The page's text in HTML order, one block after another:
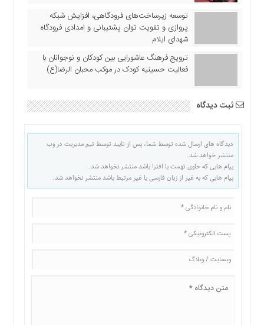
توسعه زیرساخت‌های فرودگاهی، افزایش شبکه
پروازی و تقویت توان پشتیبانی و امدادی فرودگاه
شهدای ایلام
ترویج فرهنگ عاشورایی بین کودکان و نوجوانان با
فعالیت حسینیه کودک در موکب محبان الرضا(ع)
ثبت دیدگاه
دیدگاه های ارسال شده توسط شما، پس از تایید توسط تیم مدیریت در وب
منتشر خواهد شد.
پیام هایی که حاوی تهمت یا افترا باشد منتشر نخواهد شد.
پیام هایی که به غیر از زبان فارسی یا غیر مرتبط باشد منتشر نخواهد شد.